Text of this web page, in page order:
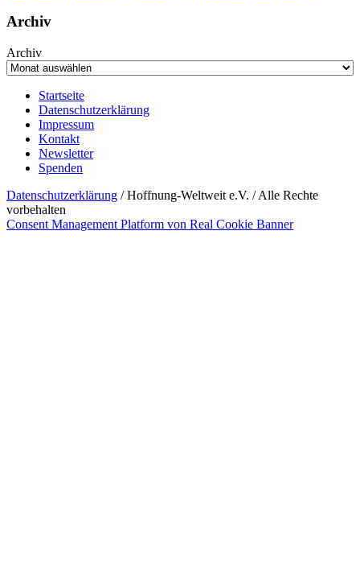
Archiv
Archiv
Startseite
Datenschutzerklärung
Impressum
Kontakt
Newsletter
Spenden
Datenschutzerklärung / Hoffnung-Weltweit e.V. / Alle Rechte
vorbehalten
Consent Management Platform von Real Cookie Banner